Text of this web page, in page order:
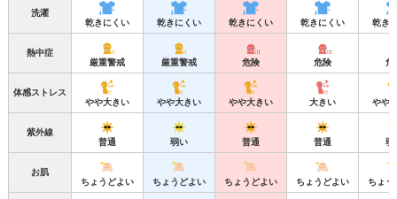
洗濯
乾きにくい
乾きにくい 乾きにくい 乾きにくい 乾き
熱中症
厳重警戒
厳重警戒 危険 危険 危
体感ストレス
やや大きい
やや大きい やや大きい 大きい やや
紫外線
普通
弱い 普通 普通 弱
お肌
ちょうどよい
ちょうどよい ちょうどよい ちょうどよい ちょう